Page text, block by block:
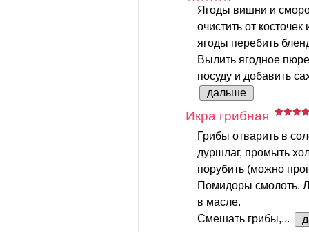
Ягоды вишни и
очистить от
ягоды перебить
Вылить ягодное
посуду и добавить
дальше
Икра грибная
Грибы отварить в
дуршлаг, промыть
порубить (можно
Помидоры смолоть.
в масле.
Смешать грибы,...